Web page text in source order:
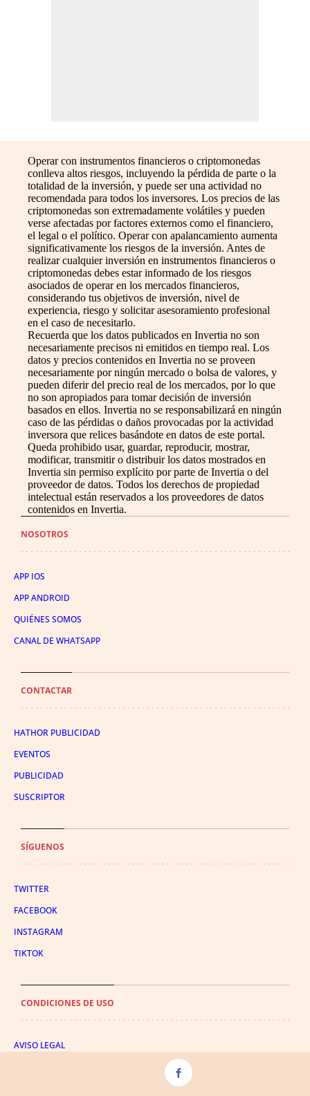
Operar con instrumentos financieros o criptomonedas
conlleva altos riesgos, incluyendo la pérdida de parte o la
totalidad de la inversión, y puede ser una actividad no
recomendada para todos los inversores. Los precios de las
criptomonedas son extremadamente volátiles y pueden
verse afectadas por factores externos como el financiero,
el legal o el político. Operar con apalancamiento aumenta
significativamente los riesgos de la inversión. Antes de
realizar cualquier inversión en instrumentos financieros o
criptomonedas debes estar informado de los riesgos
asociados de operar en los mercados financieros,
considerando tus objetivos de inversión, nivel de
experiencia, riesgo y solicitar asesoramiento profesional
en el caso de necesitarlo.
Recuerda que los datos publicados en Invertia no son
necesariamente precisos ni emitidos en tiempo real. Los
datos y precios contenidos en Invertia no se proveen
necesariamente por ningún mercado o bolsa de valores, y
pueden diferir del precio real de los mercados, por lo que
no son apropiados para tomar decisión de inversión
basados en ellos. Invertia no se responsabilizará en ningún
caso de las pérdidas o daños provocadas por la actividad
inversora que relices basándote en datos de este portal.
Queda prohibido usar, guardar, reproducir, mostrar,
modificar, transmitir o distribuir los datos mostrados en
Invertia sin permiso explícito por parte de Invertia o del
proveedor de datos. Todos los derechos de propiedad
intelectual están reservados a los proveedores de datos
contenidos en Invertia.
NOSOTROS
APP IOS
APP ANDROID
QUIÉNES SOMOS
CANAL DE WHATSAPP
CONTACTAR
HATHOR PUBLICIDAD
EVENTOS
PUBLICIDAD
SUSCRIPTOR
SÍGUENOS
TWITTER
FACEBOOK
INSTAGRAM
TIKTOK
CONDICIONES DE USO
AVISO LEGAL